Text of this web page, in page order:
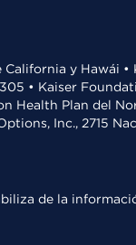
y Hawái
• Kaiser
Health Plan del
Inc., 2715
de la